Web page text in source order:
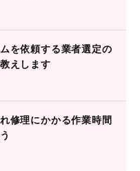
を依頼する業者選定の
えします
修理にかかる作業時間